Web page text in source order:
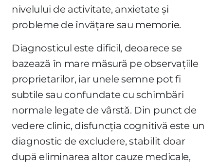
nivelului de activitate, anxietate și
probleme de învățare sau memorie.
Diagnosticul este dificil, deoarece se
bazează în mare măsură pe observațiile
proprietarilor, iar unele semne pot fi
subtile sau confundate cu schimbări
normale legate de vârstă. Din punct de
vedere clinic, disfuncția cognitivă este un
diagnostic de excludere, stabilit doar
după eliminarea altor cauze medicale,